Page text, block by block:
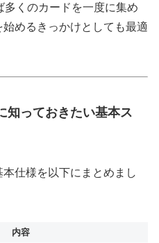
くのカードを一度に集め
めるきっかけとしても最適
知っておきたい基本ス
仕様を以下にまとめまし
内容